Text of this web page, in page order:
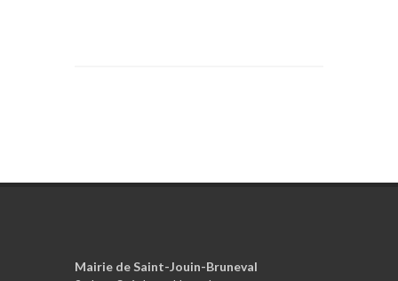
Mairie de Saint-Jouin-Bruneval